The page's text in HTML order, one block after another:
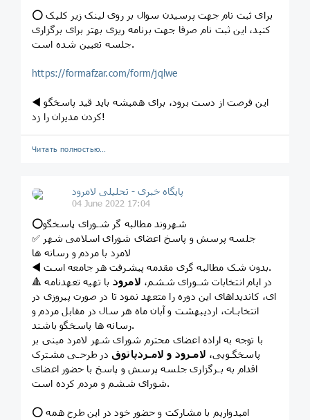
⭕ برای ثبت نام جهت پرسیدن سوال بر روی لینک زیر کلیک
کنید، این ثبت نام صرفا جهت برنامه ریزی بهتر برای برگزاری
جلسه تعیین شده است.
https://formafzar.com/form/jqlwe
◀️ این فرصت از دست برود، برای همیشه باید قید پاسخگو
کردن مدیران را زد!
Читать полностью…
پایگاه خبری - تحلیلی لامرود
04 June 2022 17:04
⭕شهروند مطالبه گر شـورای پاسخگو
✅ جلسه پرسش و پاسخ اعضای شورای اسلامی شهر
لامرد با مردم و رسانه ها
◀️ بدون شک مطالبه گری مقدمه پیشرفت هر جامعه است.
🔺 در ایام انتخابات شـورای ششم، لامرود با تهیه‌ تعهدنامه
ای، کاندیداهای این دوره را متعهد نمود تا در صورت پیروزی در
انتخابـات، اردیبهشت و آبان ماه هر سال در مقابل مردم و
رسانه ها پاسخگو باشند.
با توجه به اراده اعضای محترم شورای شهر لامرد مبنی بر
پاسخگـویی، لامـرود و لامـردپاتوق در طرحـی مشترک
اقدام به بـرگزاری جلسه پرسش و پاسخ با حضور اعضای
شورای ششم و مردم کرده است.
⭕ امیدواریم با مشارکت و حضور خود در این طرح همه